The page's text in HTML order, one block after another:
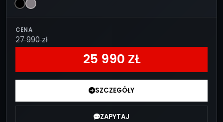
CENA
27 990 zł
25 990 ZŁ
SZCZEGÓŁY
ZAPYTAJ